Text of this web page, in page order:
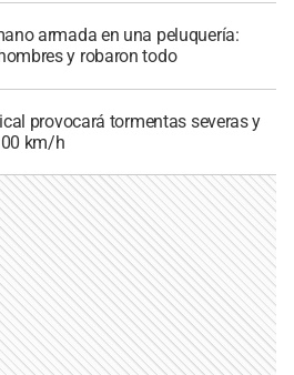
armada en una peluquería:
y robaron todo
provocará tormentas severas y
km/h